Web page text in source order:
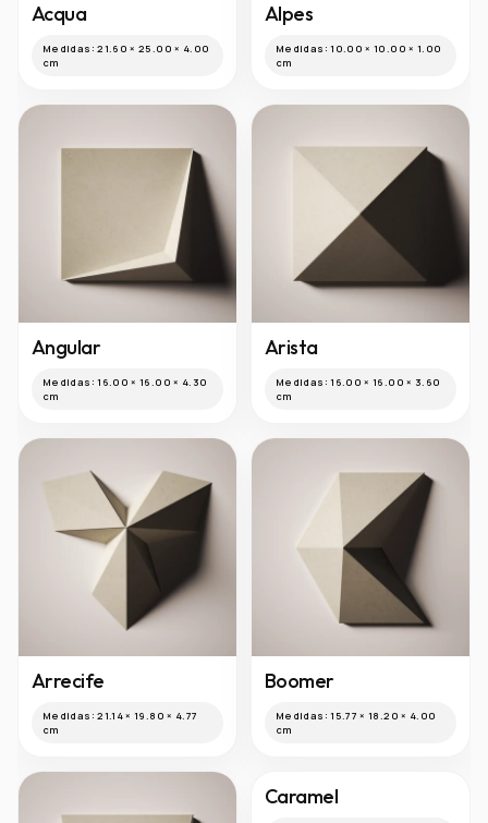
Acqua
Medidas:21.60 × 25.00 × 4.00
cm
Alpes
Medidas:10.00 × 10.00 × 1.00
cm
Angular
Medidas:16.00 × 16.00 × 4.30
cm
Arista
Medidas:16.00 × 16.00 × 3.60
cm
Arrecife
Medidas:21.14 × 19.80 × 4.77
cm
Boomer
Medidas:15.77 × 18.20 × 4.00
cm
Caramel